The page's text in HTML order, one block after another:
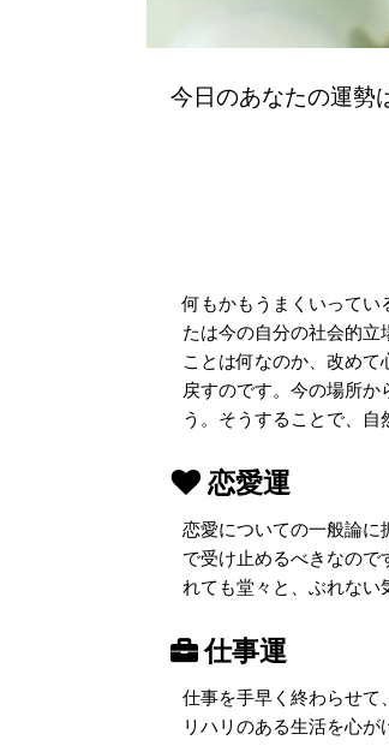
今日のあなたの運勢
何もかもうまくいって
たは今の自分の社会的
ことは何なのか、改め
戻すのです。今の場所
う。そうすることで、自
恋愛運
恋愛についての一般論
で受け止めるべきなの
れても堂々と、ぶれない
仕事運
仕事を手早く終わらせて
リハリのある生活を心が